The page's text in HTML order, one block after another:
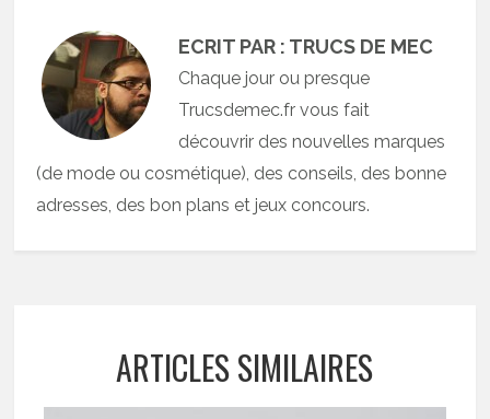
ECRIT PAR : TRUCS DE MEC
Chaque jour ou presque
Trucsdemec.fr vous fait
découvrir des nouvelles marques
(de mode ou cosmétique), des conseils, des bonne
adresses, des bon plans et jeux concours.
ARTICLES SIMILAIRES